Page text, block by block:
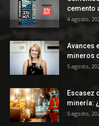
cemento
4 agosto,
Avances
mineros
5 agosto,
Escasez
minería:
5 agosto,